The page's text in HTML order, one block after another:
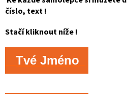
číslo, text !
Stačí kliknout níže !
Tvé Jméno